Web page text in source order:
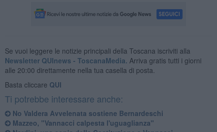
Se vuoi leggere le notizie principali della Toscana iscriviti alla
Newsletter QUInews - ToscanaMedia. Arriva gratis tutti i giorni
alle 20:00 direttamente nella tua casella di posta.
Basta cliccare QUI
Ti potrebbe interessare anche:
No Valdera Avvelenata sostiene Bernardeschi
Mazzeo, "Vannacci calpesta l'uguaglianza"